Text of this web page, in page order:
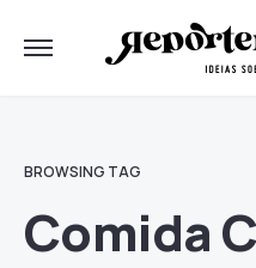
BROWSING TAG
Comida